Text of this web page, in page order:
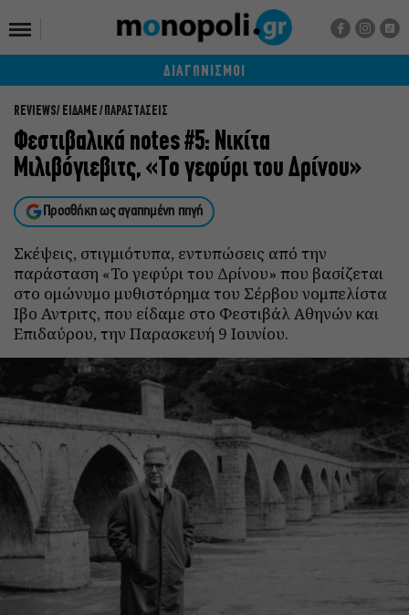
ΔΙΑΓΩΝΙΣΜΟΙ
REVIEWS ΕΙΔΑΜΕ / ΠΑΡΑΣΤΑΣΕΙΣ
Φεστιβαλικά notes #5: Νικίτα
Μιλιβόγιεβιτς, «Το γεφύρι του Δρίνου»
Προσθήκη ως αγαπημένη πηγή
Σκέψεις, στιγμιότυπα, εντυπώσεις από την
παράσταση «Το γεφύρι του Δρίνου» που βασίζεται
στο ομώνυμο μυθιστόρημα του Σέρβου νομπελίστα
Ιβο Αντριτς, που είδαμε στο Φεστιβάλ Αθηνών και
Επιδαύρου, την Παρασκευή 9 Ιουνίου.